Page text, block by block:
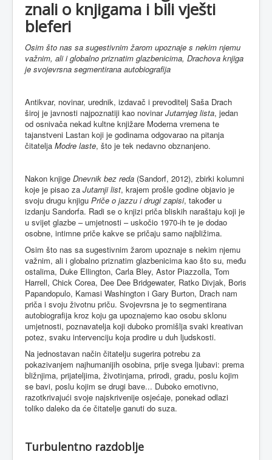
znali o knjigama i bili vješti
bleferi
Osim što nas sa sugestivnim žarom upoznaje s nekim njemu
važnim, ali i globalno priznatim glazbenicima, Drachova knjiga
je svojevrsna segmentirana autobiografija
Antikvar, novinar, urednik, izdavač i prevoditelj Saša Drach
široj je javnosti najpoznatiji kao novinarJutarnjeg lista, jedan
od osnivača nekad kultne knjižare Moderna vremena te
tajanstveni Lastan koji je godinama odgovarao na pitanja
čitatelja Modre laste, što je tek nedavno obznanjeno.
Nakon knjige Dnevnik bez reda (Sandorf, 2012), zbirki kolumni
koje je pisao za Jutarnji list, krajem prošle godine objavio je
svoju drugu knjigu Priče o jazzu i drugi zapisi, također u
izdanju Sandorfa. Radi se o knjizi priča bliskih naraštaju koji je
u svijet glazbe – umjetnosti – uskočio 1970-ih te je dodao
osobne, intimne priče kakve se pričaju samo najbližima.
Osim što nas sa sugestivnim žarom upoznaje s nekim njemu
važnim, ali i globalno priznatim glazbenicima kao što su, među
ostalima, Duke Ellington, Carla Bley, Astor Piazzolla, Tom
Harrell, Chick Corea, Dee Dee Bridgewater, Ratko Divjak, Boris
Papandopulo, Kamasi Washington i Gary Burton, Drach nam
priča i svoju životnu priču. Svojevrsna je to segmentirana
autobiografija kroz koju ga upoznajemo kao osobu sklonu
umjetnosti, poznavatelja koji duboko promišlja svaki kreativan
potez, svaku intervenciju koja prodire u duh ljudskosti.
Na jednostavan način čitatelju sugerira potrebu za
pokazivanjem najhumanijih osobina, prije svega ljubavi: prema
bližnjima, prijateljima, životinjama, prirodi, gradu, poslu kojim
se bavi, poslu kojim se drugi bave... Duboko emotivno,
razotkrivajući svoje najskrivenije osjećaje, ponekad odlazi
toliko daleko da će čitatelje ganuti do suza.
Turbulentno razdoblje